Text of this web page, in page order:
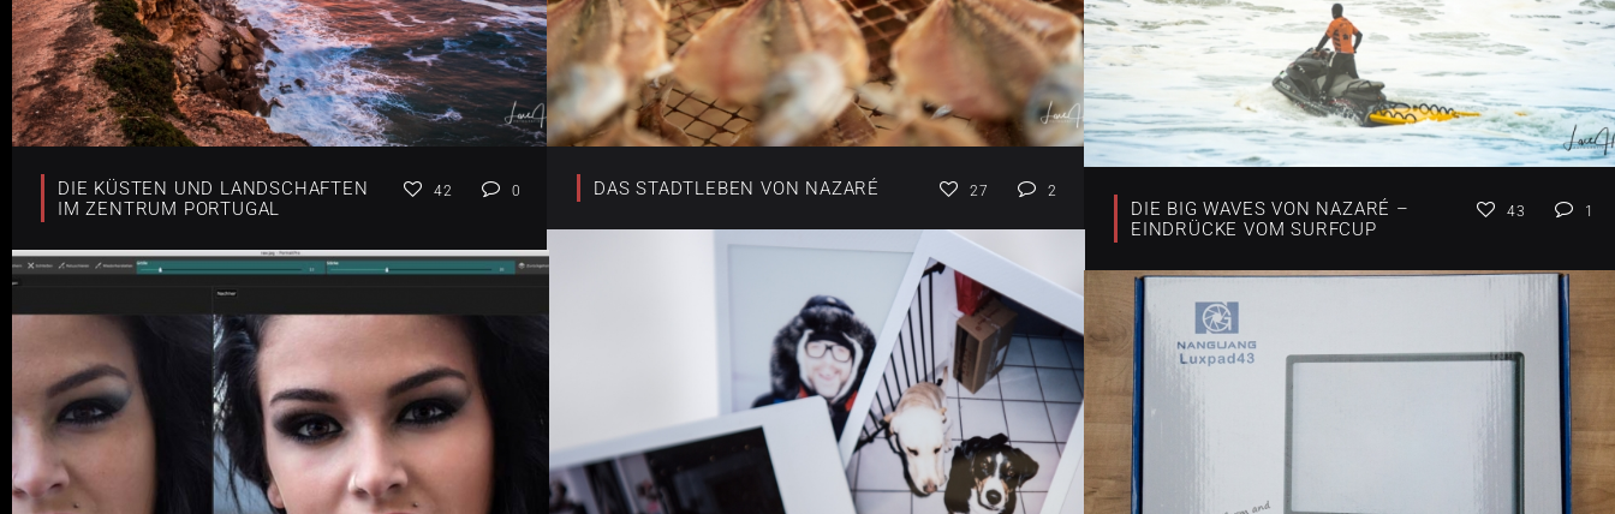
DIE KÜSTEN UND LANDSCHAFTEN
IM ZENTRUM PORTUGAL
42 0 DAS STADTLEBEN VON NAZARÉ 27 2
DIE BIG WAVES VON NAZARÉ –
EINDRÜCKE VOM SURFCUP
43 1